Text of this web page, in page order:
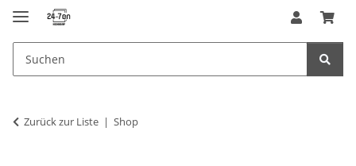
Zurück zur Liste Shop